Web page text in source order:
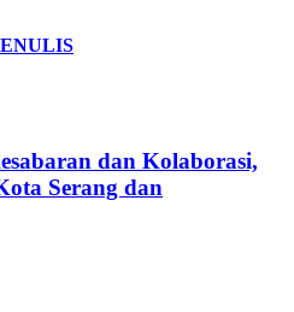
dan Kolaborasi,
Serang dan